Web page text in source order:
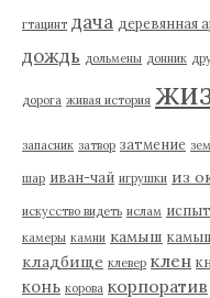
гтацинт дача деревянная
дождь дольмены донник
дорога живая история
запасник затвор затмение
шар иван-чай игрушки из
искусство видеть ислам
камеры камни камыш
кладбище клевер клен
конь корова корпоратив